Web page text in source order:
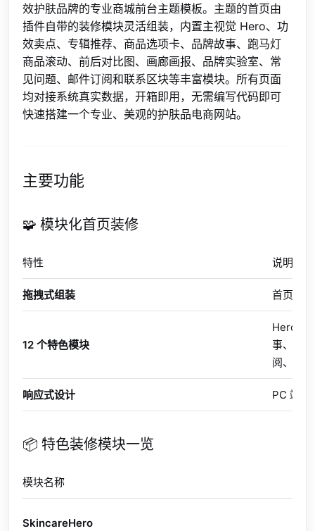
效护肤品牌的专业商城前台主题模板。主题的首页由
插件自带的装修模块灵活组装，内置主视觉 Hero、功
效卖点、专辑推荐、商品选项卡、品牌故事、跑马灯
商品滚动、前后对比图、画廊画报、品牌实验室、常
见问题、邮件订阅和联系区块等丰富模块。所有页面
均对接系统真实数据，开箱即用，无需编写代码即可
快速搭建一个专业、美观的护肤品电商网站。
主要功能
🧩 模块化首页装修
特性 说明
拖拽式组装 首页由
12 个特色模块
Hero 主
事、跑
阅、联
响应式设计 PC 端和
📦 特色装修模块一览
模块名称
SkincareHero